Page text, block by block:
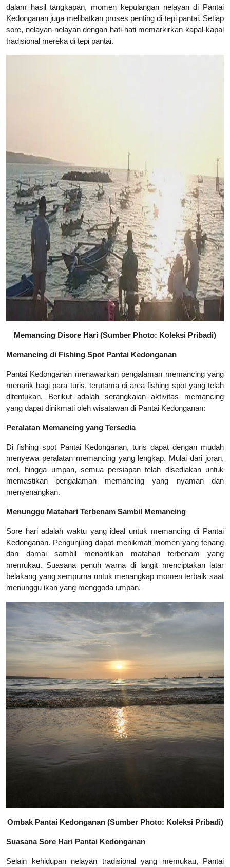
dalam hasil tangkapan, momen kepulangan nelayan di Pantai
Kedonganan juga melibatkan proses penting di tepi pantai. Setiap
sore, nelayan-nelayan dengan hati-hati memarkirkan kapal-kapal
tradisional mereka di tepi pantai.
Memancing Disore Hari (Sumber Photo: Koleksi Pribadi)
Memancing di Fishing Spot Pantai Kedonganan
Pantai Kedonganan menawarkan pengalaman memancing yang
menarik bagi para turis, terutama di area fishing spot yang telah
ditentukan. Berikut adalah serangkaian aktivitas memancing
yang dapat dinikmati oleh wisatawan di Pantai Kedonganan:
Peralatan Memancing yang Tersedia
Di fishing spot Pantai Kedonganan, turis dapat dengan mudah
menyewa peralatan memancing yang lengkap. Mulai dari joran,
reel, hingga umpan, semua persiapan telah disediakan untuk
memastikan pengalaman memancing yang nyaman dan
menyenangkan.
Menunggu Matahari Terbenam Sambil Memancing
Sore hari adalah waktu yang ideal untuk memancing di Pantai
Kedonganan. Pengunjung dapat menikmati momen yang tenang
dan damai sambil menantikan matahari terbenam yang
memukau. Suasana penuh warna di langit menciptakan latar
belakang yang sempurna untuk menangkap momen terbaik saat
menunggu ikan yang menggoda umpan.
Ombak Pantai Kedonganan (Sumber Photo: Koleksi Pribadi)
Suasana Sore Hari Pantai Kedonganan
Selain kehidupan nelayan tradisional yang memukau, Pantai